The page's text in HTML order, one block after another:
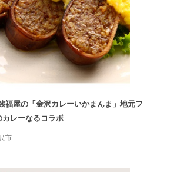
福屋の「金沢カレーいかまんま」地元フ
レーなるコラボ
市